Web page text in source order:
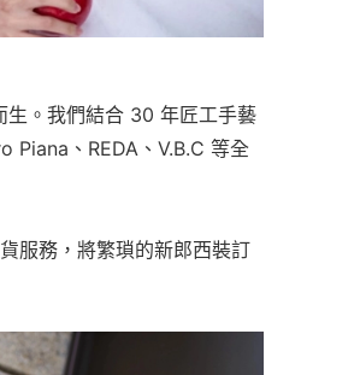
。我們結合 30 年匠工手藝
Piana、REDA、V.B.C 等全
服務，將繁瑣的新郎西裝訂